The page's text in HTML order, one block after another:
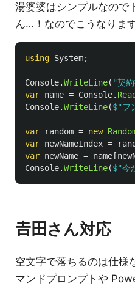
湯婆婆はシンプルなので
ん…！なのでこうなります
using System;
Console.WriteLine( "契
var name = Console.
Console.WriteLine($"フ
var random = new
var newNameIndex =
var newName = name [
Console.WriteLine($"今
𠮷田さん対応
空文字で落ちるのは仕様
マンドプロンプトや